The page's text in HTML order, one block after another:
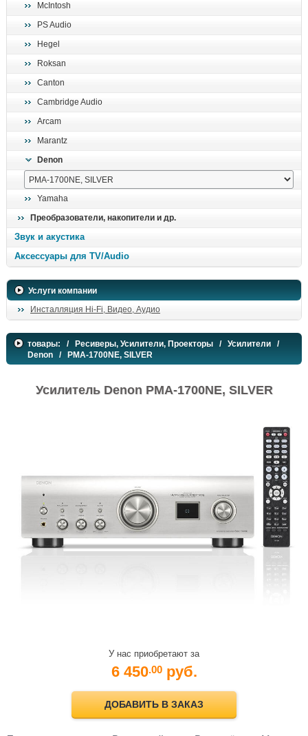
McIntosh
PS Audio
Hegel
Roksan
Canton
Cambridge Audio
Arcam
Marantz
Denon
Yamaha
Преобразователи, накопители и др.
Звук и акустика
Аксессуары для TV/Audio
Услуги компании
Инсталляция Hi-Fi, Видео, Аудио
товары: / Ресиверы, Усилители, Проекторы / Усилители /
Denon
/ PMA-1700NE, SILVER
Усилитель Denon PMA-1700NE, SILVER
У нас приобретают за
6 450.00 руб.
ДОБАВИТЬ В ЗАКАЗ